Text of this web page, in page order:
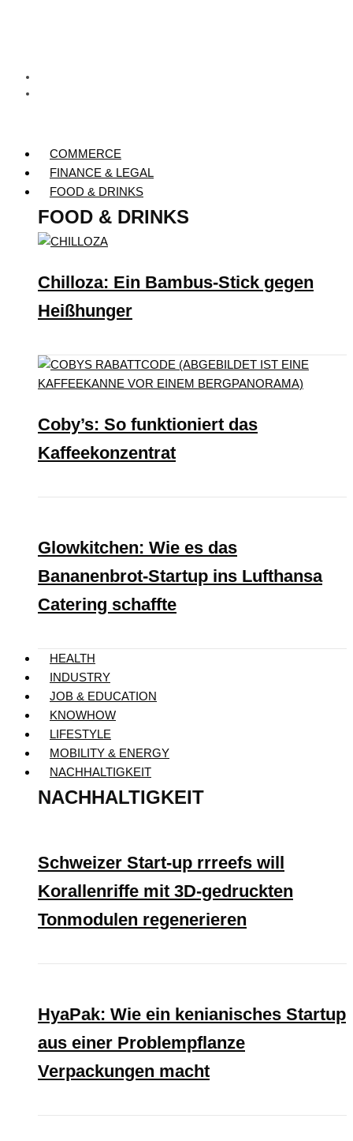
COMMERCE
FINANCE & LEGAL
FOOD & DRINKS
FOOD & DRINKS
Chilloza: Ein Bambus-Stick gegen
Heißhunger
Coby’s: So funktioniert das
Kaffeekonzentrat
Glowkitchen: Wie es das
Bananenbrot-Startup ins Lufthansa
Catering schaffte
HEALTH
INDUSTRY
JOB & EDUCATION
KNOWHOW
LIFESTYLE
MOBILITY & ENERGY
NACHHALTIGKEIT
NACHHALTIGKEIT
Schweizer Start-up rrreefs will
Korallenriffe mit 3D-gedruckten
Tonmodulen regenerieren
HyaPak: Wie ein kenianisches Startup
aus einer Problempflanze
Verpackungen macht